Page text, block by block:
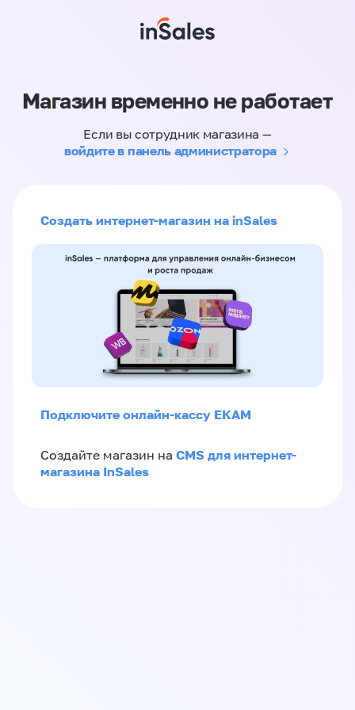
Магазин временно не работает
Если вы сотрудник магазина —
войдите в панель администратора
Создать интернет-магазин на inSales
Подключите онлайн-кассу ЕКАМ
Создайте магазин на CMS для интернет-
магазина InSales